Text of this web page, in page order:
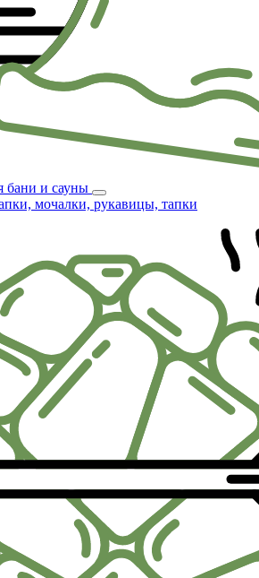
бани и сауны
мочалки, рукавицы, тапки